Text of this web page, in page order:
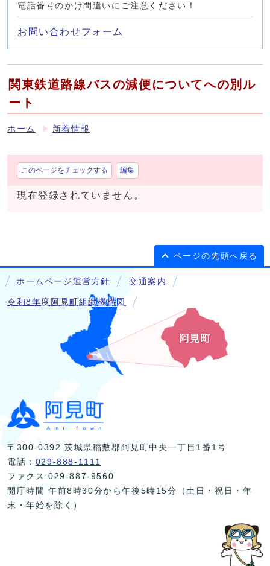
電話番号のかけ間違いにご注意ください！
お問い合わせフォーム
関東鉄道路線バスの減便についてへの別ル
ート
ホーム 新着情報
このページをチェックする 編集
現在登録されていません。
ページの先頭へ戻る
ホームページ運営方針 交通案内
令和8年度阿見町組織機構図
〒300-0392 茨城県稲敷郡阿見町中央一丁目1番1号
電話： 029-888-1111
ファクス:029-887-9560
開庁時間 午前8時30分から午後5時15分（土日・祝日・年
末・年始を除く）